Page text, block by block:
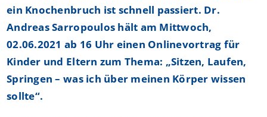
ein Knochenbruch ist schnell passiert. Dr.
Andreas Sarropoulos hält am Mittwoch,
02.06.2021 ab 16 Uhr einen Onlinevortrag für
Kinder und Eltern zum Thema: „Sitzen, Laufen,
Springen – was ich über meinen Körper wissen
sollte“.